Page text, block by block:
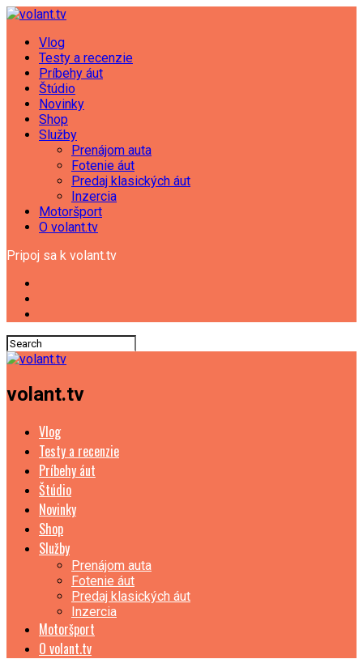
Vlog
Testy a recenzie
Príbehy áut
Štúdio
Novinky
Shop
Služby
Prenájom auta
Fotenie áut
Predaj klasických áut
Inzercia
Motoršport
O volant.tv
Pripoj sa k volant.tv
volant.tv
Vlog
Testy a recenzie
Príbehy áut
Štúdio
Novinky
Shop
Služby
Prenájom auta
Fotenie áut
Predaj klasických áut
Inzercia
Motoršport
O volant.tv